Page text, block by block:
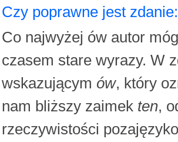
Czy poprawne jest zdanie:
Co najwyżej ów autor
czasem stare wyrazy. W
wskazującym ów, który
nam bliższy zaimek ten,
rzeczywistości